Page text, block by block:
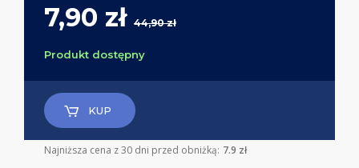
7,90 zł 44,90 zł
Produkt dostępny
KUP
Najniższa cena z 30 dni przed obniżką: 7.9 zł